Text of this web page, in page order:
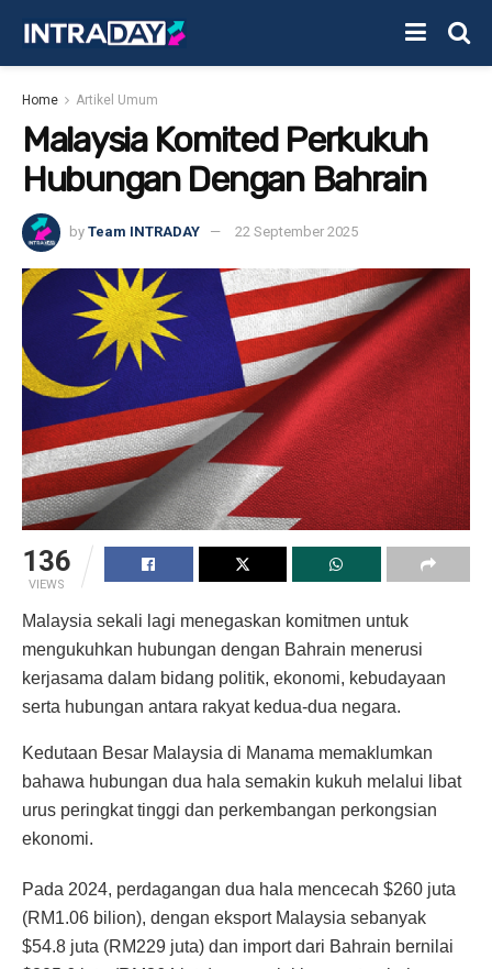
Home Artikel Umum
Malaysia Komited Perkukuh
Hubungan Dengan Bahrain
by Team INTRADAY 22 September 2025
136
VIEWS
Malaysia sekali lagi menegaskan komitmen untuk
mengukuhkan hubungan dengan Bahrain menerusi
kerjasama dalam bidang politik, ekonomi, kebudayaan
serta hubungan antara rakyat kedua-dua negara.
Kedutaan Besar Malaysia di Manama memaklumkan
bahawa hubungan dua hala semakin kukuh melalui libat
urus peringkat tinggi dan perkembangan perkongsian
ekonomi.
Pada 2024, perdagangan dua hala mencecah $260 juta
(RM1.06 bilion), dengan eksport Malaysia sebanyak
$54.8 juta (RM229 juta) dan import dari Bahrain bernilai